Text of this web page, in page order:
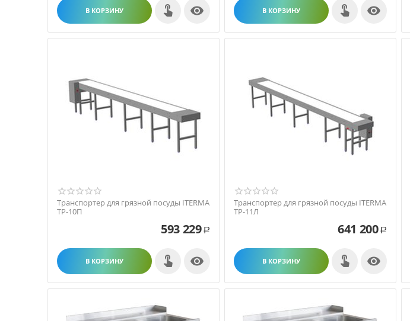
В КОРЗИНУ  В КОРЗИНУ 
Транспортер для грязной посуды ITERMA
ТР-10П
593 229 Р
В КОРЗИНУ 
Транспортер для грязной посуды ITERMA
ТР-11Л
641 200 Р
В КОРЗИНУ 